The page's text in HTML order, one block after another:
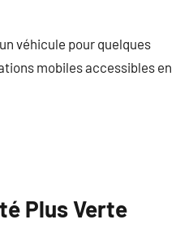
véhicule pour quelques
mobiles accessibles en
Plus Verte